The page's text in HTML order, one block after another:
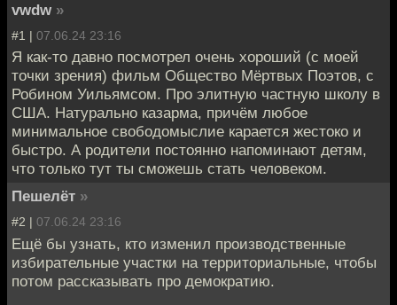
vwdw »
#1 | 07.06.24 23:16
Я как-то давно посмотрел очень хороший (с моей
точки зрения) фильм Общество Мёртвых Поэтов, с
Робином Уильямсом. Про элитную частную школу в
США. Натурально казарма, причём любое
минимальное свободомыслие карается жестоко и
быстро. А родители постоянно напоминают детям,
что только тут ты сможешь стать человеком.
Пешелёт »
#2 | 07.06.24 23:16
Ещё бы узнать, кто изменил производственные
избирательные участки на территориальные, чтобы
потом рассказывать про демократию.